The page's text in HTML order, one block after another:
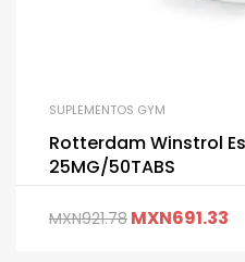
SUPLEMENTOS GYM
Rotterdam Winstrol
25MG/50TABS
MXN921.78 MXN691.33